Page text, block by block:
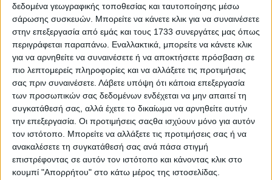
δεδομένα γεωγραφικής τοποθεσίας και ταυτοποίησης μέσω
σάρωσης συσκευών. Μπορείτε να κάνετε κλικ για να συναινέσετε
στην επεξεργασία από εμάς και τους 1733 συνεργάτες μας όπως
περιγράφεται παραπάνω. Εναλλακτικά, μπορείτε να κάνετε κλικ
για να αρνηθείτε να συναινέσετε ή να αποκτήσετε πρόσβαση σε
πιο λεπτομερείς πληροφορίες και να αλλάξετε τις προτιμήσεις
σας πριν συναινέσετε. Λάβετε υπόψη ότι κάποια επεξεργασία
των προσωπικών σας δεδομένων ενδέχεται να μην απαιτεί τη
συγκατάθεσή σας, αλλά έχετε το δικαίωμα να αρνηθείτε αυτήν
την επεξεργασία. Οι προτιμήσεις σαςθα ισχύουν μόνο για αυτόν
τον ιστότοπο. Μπορείτε να αλλάξετε τις προτιμήσεις σας ή να
ανακαλέσετε τη συγκατάθεσή σας ανά πάσα στιγμή
επιστρέφοντας σε αυτόν τον ιστότοπο και κάνοντας κλικ στο
κουμπί "Απορρήτου" στο κάτω μέρος της ιστοσελίδας.
1 Φεβρουαρίου, 2020
Μυρτιά Θραψανό | Ιστορίες του
Δρόμου